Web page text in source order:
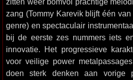
zang (Tommy Karevik blijft één
genre) en spectaculair
bij de eerste zes nummers iets
innovatie. Het progressieve
voor veilige power
doen sterk denken aan vorige